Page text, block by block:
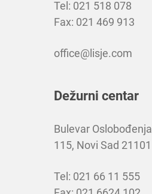
Tel: 021 518 078
Fax: 021 469 913
office@lisje.com
Dežurni centar
Bulevar Oslobođenja
115, Novi Sad 21101
Tel: 021 66 11 555